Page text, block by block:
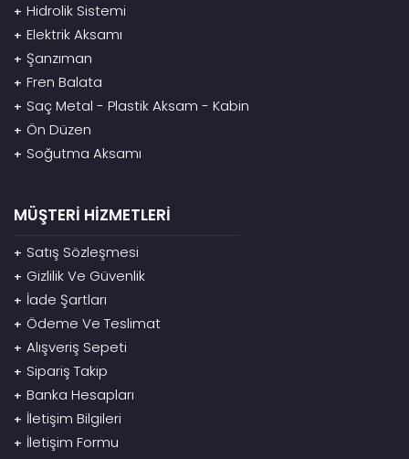
+ Hidrolik Sistemi
+ Elektrik Aksamı
+ Şanzıman
+ Fren Balata
+ Saç Metal - Plastik Aksam - Kabin
+ Ön Düzen
+ Soğutma Aksamı
MÜŞTERİ HİZMETLERİ
+ Satış Sözleşmesi
+ Gizlilik Ve Güvenlik
+ İade Şartları
+ Ödeme Ve Teslimat
+ Alışveriş Sepeti
+ Sipariş Takip
+ Banka Hesapları
+ İletişim Bilgileri
+ İletişim Formu